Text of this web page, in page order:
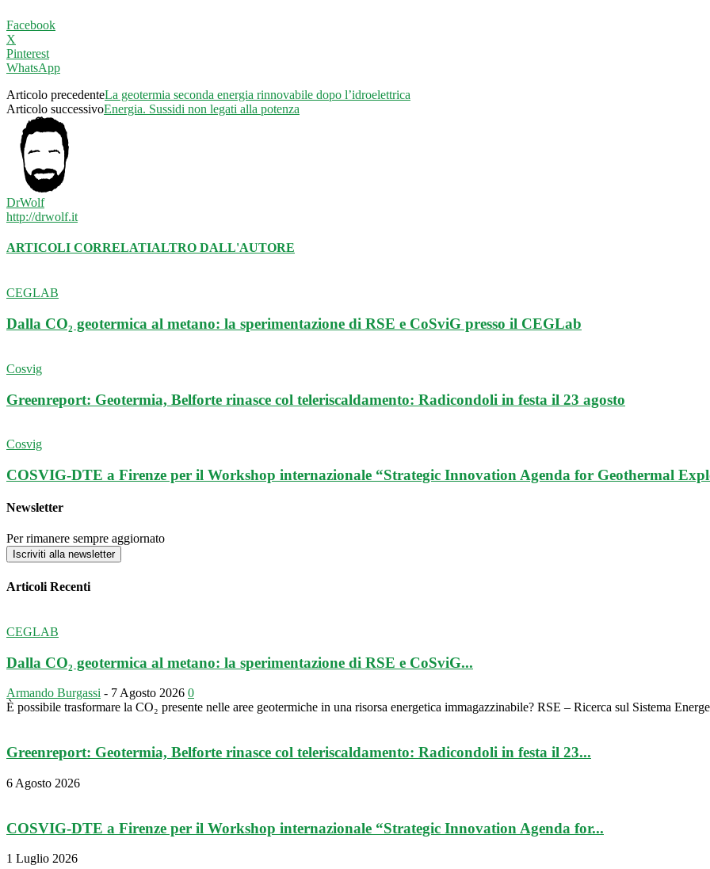
Facebook
X
Pinterest
WhatsApp
Articolo precedenteLa geotermia seconda energia rinnovabile dopo l’idroelettrica
Articolo successivoEnergia. Sussidi non legati alla potenza
DrWolf
http://drwolf.it
ARTICOLI CORRELATIALTRO DALL'AUTORE
CEGLAB
Dalla CO₂ geotermica al metano: la sperimentazione di RSE e CoSviG presso il CEGLab
Cosvig
Greenreport: Geotermia, Belforte rinasce col teleriscaldamento: Radicondoli in festa il 23 agosto
Cosvig
COSVIG-DTE a Firenze per il Workshop internazionale “Strategic Innovation Agenda for Geothermal
Newsletter
Per rimanere sempre aggiornato
Iscriviti alla newsletter
Articoli Recenti
CEGLAB
Dalla CO₂ geotermica al metano: la sperimentazione di RSE e CoSviG...
Armando Burgassi - 7 Agosto 2026 0
È possibile trasformare la CO₂ presente nelle aree geotermiche in una risorsa energetica immagazzinabile? RSE – Ricerca sul Sistema
Greenreport: Geotermia, Belforte rinasce col teleriscaldamento: Radicondoli in festa il 23...
6 Agosto 2026
COSVIG-DTE a Firenze per il Workshop internazionale “Strategic Innovation Agenda for...
1 Luglio 2026